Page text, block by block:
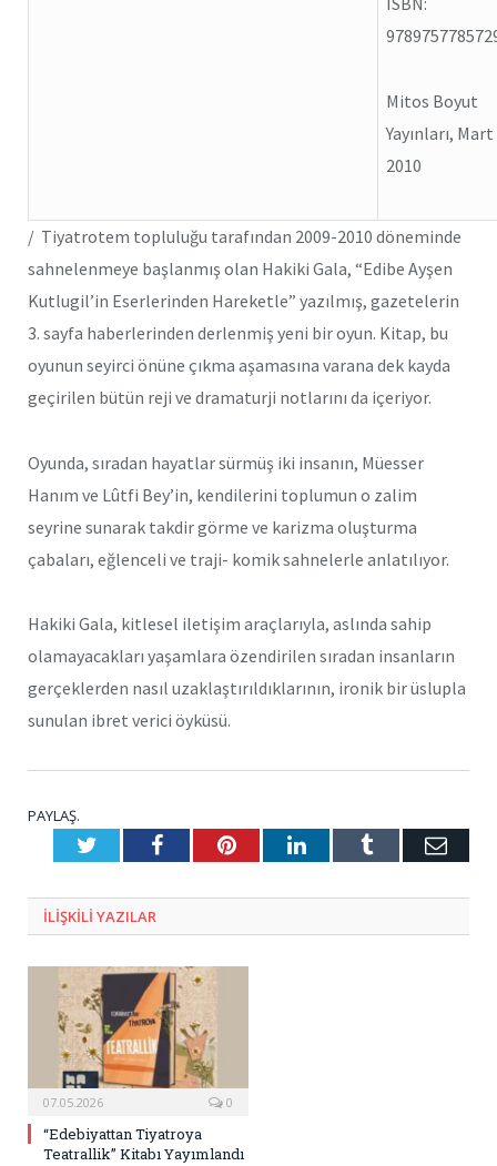
Mitos Boyut
Yayınları, Mart
2010
/ Tiyatrotem topluluğu tarafından 2009-2010 döneminde
sahnelenmeye başlanmış olan Hakiki Gala, “Edibe Ayşen
Kutlugil’in Eserlerinden Hareketle” yazılmış, gazetelerin
3. sayfa haberlerinden derlenmiş yeni bir oyun. Kitap, bu
oyunun seyirci önüne çıkma aşamasına varana dek kayda
geçirilen bütün reji ve dramaturji notlarını da içeriyor.
Oyunda, sıradan hayatlar sürmüş iki insanın, Müesser
Hanım ve Lûtfi Bey’in, kendilerini toplumun o zalim
seyrine sunarak takdir görme ve karizma oluşturma
çabaları, eğlenceli ve traji- komik sahnelerle anlatılıyor.
Hakiki Gala, kitlesel iletişim araçlarıyla, aslında sahip
olamayacakları yaşamlara özendirilen sıradan insanların
gerçeklerden nasıl uzaklaştırıldıklarının, ironik bir üslupla
sunulan ibret verici öyküsü.
PAYLAŞ.
TwitterFacebookPinterestLinkedInTumblr E-
ILIŞKILI YAZILAR
07.05.2026 0
“Edebiyattan Tiyatroya
Teatrallik” Kitabı Yayımlandı